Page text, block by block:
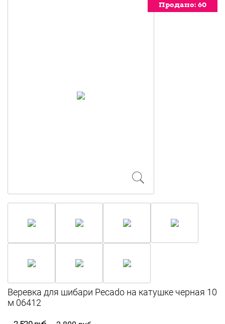
Продано: 60
Продано: 60
Продано: 60
Продано: 60
Продано: 60
Продано: 60
Продано: 60